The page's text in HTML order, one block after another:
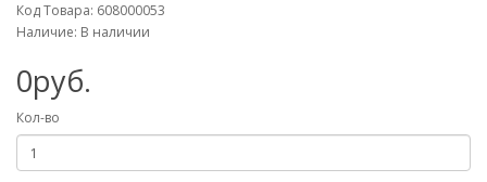
Код Товара: 608000053
Наличие: В наличии
0руб.
Кол-во